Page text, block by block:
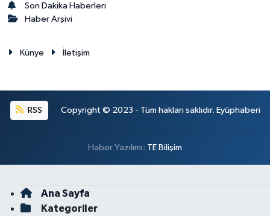
Son Dakika Haberleri
Haber Arşivi
Künye İletişim
RSS Copyright © 2023 - Tüm hakları saklıdır. Eyüphaberi
Haber Yazılımı: TE Bilişim
Ana Sayfa
Kategoriler